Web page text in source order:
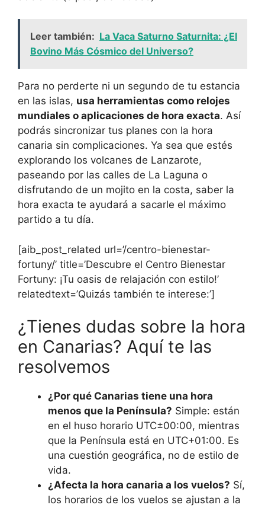
Leer también: La Vaca Saturno Saturnita: ¿El
Bovino Más Cósmico del Universo?
Para no perderte ni un segundo de tu estancia
en las islas, usa herramientas como relojes
mundiales o aplicaciones de hora exacta. Así
podrás sincronizar tus planes con la hora
canaria sin complicaciones. Ya sea que estés
explorando los volcanes de Lanzarote,
paseando por las calles de La Laguna o
disfrutando de un mojito en la costa, saber la
hora exacta te ayudará a sacarle el máximo
partido a tu día.
[aib_post_related url=’/centro-bienestar-
fortuny/’ title=’Descubre el Centro Bienestar
Fortuny: ¡Tu oasis de relajación con estilo!’
relatedtext=’Quizás también te interese:’]
¿Tienes dudas sobre la hora
en Canarias? Aquí te las
resolvemos
¿Por qué Canarias tiene una hora
menos que la Península? Simple: están
en el huso horario UTC±00:00, mientras
que la Península está en UTC+01:00. Es
una cuestión geográfica, no de estilo de
vida.
¿Afecta la hora canaria a los vuelos? Sí,
los horarios de los vuelos se ajustan a la